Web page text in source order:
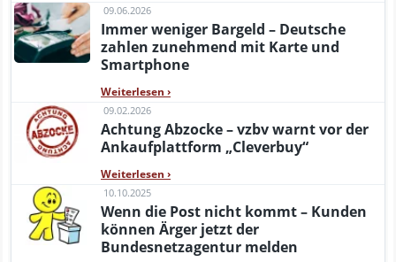
09.06.2026
Immer weniger Bargeld – Deutsche
zahlen zunehmend mit Karte und
Smartphone
Weiterlesen ›
09.02.2026
Achtung Abzocke – vzbv warnt vor der
Ankaufplattform „Cleverbuy“
Weiterlesen ›
10.10.2025
Wenn die Post nicht kommt – Kunden
können Ärger jetzt der
Bundesnetzagentur melden